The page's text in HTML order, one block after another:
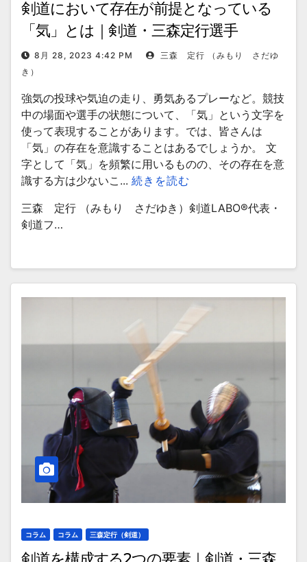
剣道において存在が前提となっている
「気」とは｜剣道・三森定行選手
8月 28, 2023 4:42 PM
三森 定行 （みもり さだゆ
き）
強気の投球や気迫の走り、勇気あるプレーなど。競技
中の場面や選手の状態について、「気」という文字を
使って表現することがあります。では、皆さんは
「気」の存在を意識することはあるでしょうか。 文
字として「気」を頻繁に用いるものの、その存在を意
識する方は少ないこ... 続きを読む
三森 定行 （みもり さだゆき）剣道LABO®︎代表・
剣道フ…
コラム コラム 三森定行（剣道）